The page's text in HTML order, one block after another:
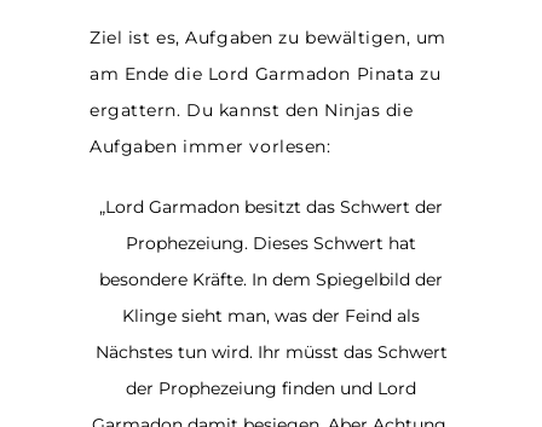
Ziel ist es, Aufgaben zu bewältigen, um
am Ende die Lord Garmadon Pinata zu
ergattern. Du kannst den Ninjas die
Aufgaben immer vorlesen:
„Lord Garmadon besitzt das Schwert der
Prophezeiung. Dieses Schwert hat
besondere Kräfte. In dem Spiegelbild der
Klinge sieht man, was der Feind als
Nächstes tun wird. Ihr müsst das Schwert
der Prophezeiung finden und Lord